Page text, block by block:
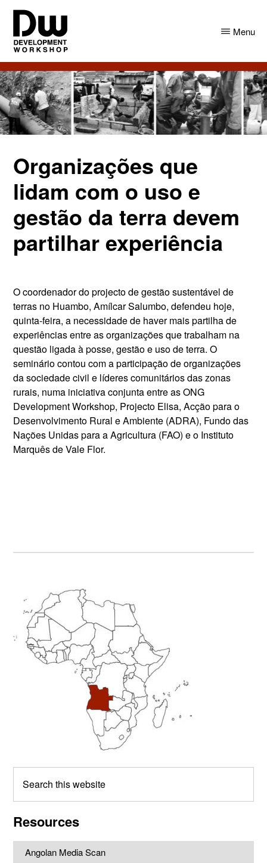
Skip
main
content
Skip
primary
sidebar
DW
Angola
Development
Workshop
Angola
Menu
Organizações que
lidam com o uso e
gestão da terra devem
partilhar experiência
O coordenador do projecto de gestão sustentável de
terras no Huambo, Amílcar Salumbo, defendeu hoje,
quinta-feira, a necessidade de haver mais partilha de
experiências entre as organizações que trabalham na
questão ligada à posse, gestão e uso de terra. O
seminário contou com a participação de organizações
da sociedade civil e líderes comunitários das zonas
rurais, numa iniciativa conjunta entre as ONG
Development Workshop, Projecto Elisa, Acção para o
Desenvolvimento Rural e Ambiente (ADRA), Fundo das
Nações Unidas para a Agricultura (FAO) e o Instituto
Marquês de Vale Flor.
Primary
Sidebar
this
Resources
Angolan Media Scan